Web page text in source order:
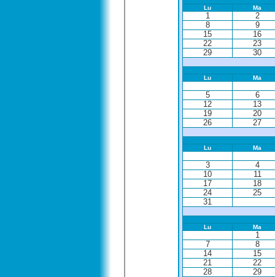
Lu Ma
1
2
8
9
15
16
22
23
29
30
Lu Ma
5
6
12
13
19
20
26
27
Lu Ma
3
4
10
11
17
18
24
25
31
Lu Ma
1
7
8
14
15
21
22
28
29